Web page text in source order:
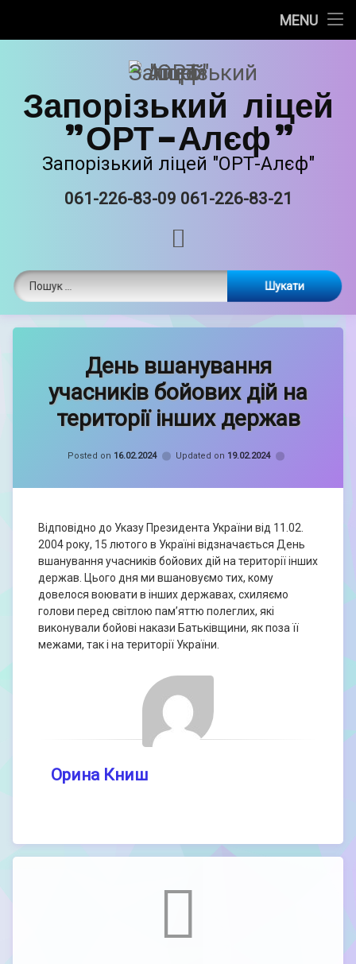
MENU
Прозорість та інформаційна відкритість
Безпечне освітнє середовище
Освітня діяльність
Виховна робота
Єврейські національні традиції
Матеріально-технічне забазпечення
ORT STEAM
Запорізький ліцей
"ОРТ-Алєф"
Запорізький ліцей "ОРТ-Алєф"
061-226-83-09 061-226-83-21
Пошук:
День вшанування
учасників бойових дій на
території інших держав
Posted on 16.02.2024 Updated on 19.02.2024
Відповідно до Указу Президента України від 11.02.
2004 року, 15 лютого в Україні відзначається День
вшанування учасників бойових дій на території інших
держав. Цього дня ми вшановуємо тих, кому
довелося воювати в інших державах, схиляємо
голови перед світлою пам’яттю полеглих, які
виконували бойові накази Батьківщини, як поза її
межами, так і на території України.
Орина Книш